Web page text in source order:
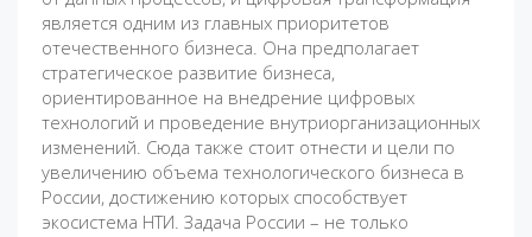
является одним из главных приоритетов
отечественного бизнеса. Она предполагает
стратегическое развитие бизнеса,
ориентированное на внедрение цифровых
технологий и проведение внутриорганизационных
изменений. Сюда также стоит отнести и цели по
увеличению объема технологического бизнеса в
России, достижению которых способствует
экосистема НТИ. Задача России – не только